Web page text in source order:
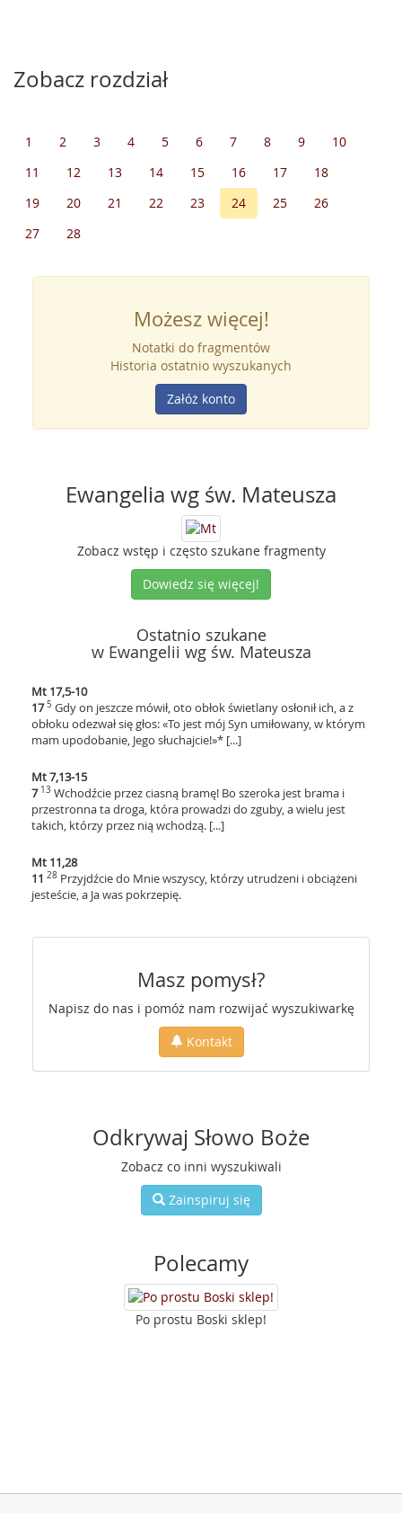
Zobacz rozdział
1 2 3 4 5 6 7 8 9
10
11
12 13 14 15 16 17
18
19
20 21 22 23 24 25
26
27
28
Możesz więcej!
Notatki do fragmentów
Historia ostatnio wyszukanych
Załóż konto
Ewangelia wg św. Mateusza
Zobacz wstęp i często szukane fragmenty
Dowiedz się więcej!
Ostatnio szukane
w Ewangelii wg św. Mateusza
Mt 17,5-10
175 Gdy on jeszcze mówił, oto obłok świetlany osłonił ich, a z
obłoku odezwał się głos: «To jest mój Syn umiłowany, w którym
mam upodobanie, Jego słuchajcie!»* [...]
Mt 7,13-15
713 Wchodźcie przez ciasną bramę! Bo szeroka jest brama i
przestronna ta droga, która prowadzi do zguby, a wielu jest
takich, którzy przez nią wchodzą. [...]
Mt 11,28
11 28 Przyjdźcie do Mnie wszyscy, którzy utrudzeni i obciążeni
jesteście, a Ja was pokrzepię.
Masz pomysł?
Napisz do nas i pomóż nam rozwijać wyszukiwarkę
Kontakt
Odkrywaj Słowo Boże
Zobacz co inni wyszukiwali
Zainspiruj się
Polecamy
Po prostu Boski sklep!